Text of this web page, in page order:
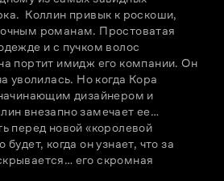
Коллин привык к роскоши,
романам. Простоватая
и с пучком волос
портит имидж его компании. Он
уволилась. Но когда Кора
дизайнером и
внезапно замечает ее…
перед новой «королевой
когда он узнает, что за
его скромная